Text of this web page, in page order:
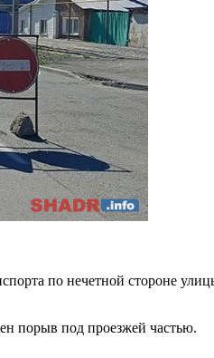
по нечетной стороне
порыв под проезжей частью.